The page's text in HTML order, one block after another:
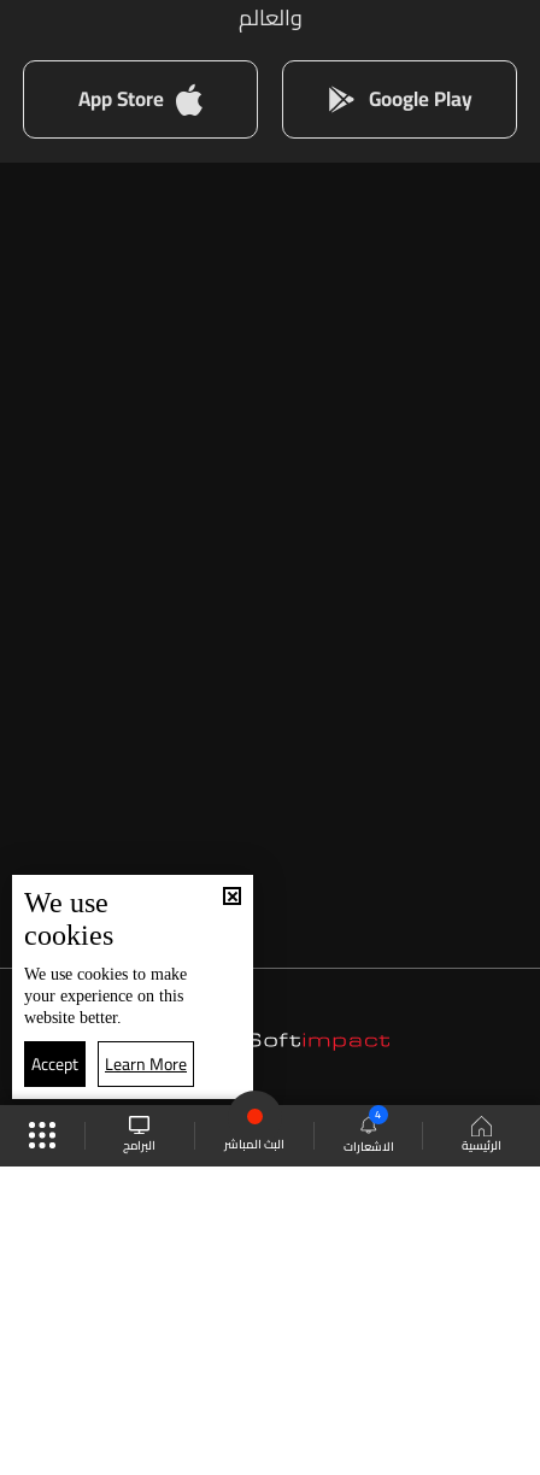
الرئيسية الاشعارات
4
البث المباشر البرامج
والعالم
Google Play
App Store
We use
cookies
We use cookies to make
your experience on this
website better.
Accept Learn More
موقع البرامج الجدول البث المباشر